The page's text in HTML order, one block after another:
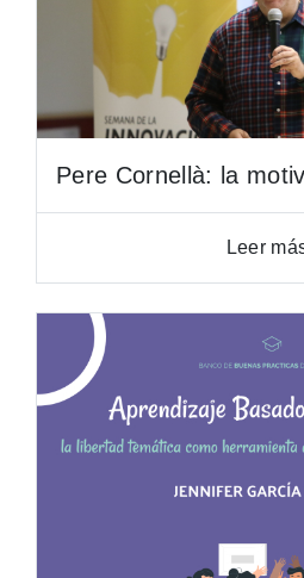
Pere Cornellà: la
Leer